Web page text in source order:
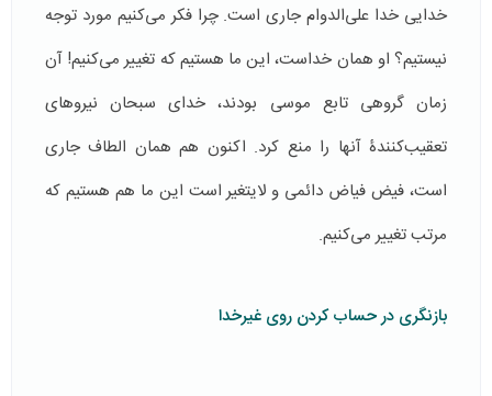
خدایی خدا علی‌الدوام جاری است. چرا فکر می‌کنیم مورد توجه
نیستیم؟ او همان خداست، این ما هستیم که تغییر می‌کنیم! آن
زمان گروهی تابع موسی بودند، خدای سبحان نیروهای
تعقیب‌کنندۀ آنها را منع کرد. اکنون هم همان الطاف جاری
است، فیض فیاض دائمی و لایتغیر است این ما هم هستیم که
مرتب تغییر می‌کنیم.
بازنگری در حساب کردن روی غیرخدا